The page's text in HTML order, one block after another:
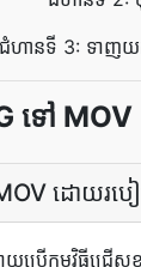
ជំហានទី 3: ទាញយក
ទៅ
MOV ដោយ​រ
ប្រើ​កម្មវិធី​ជ្រ